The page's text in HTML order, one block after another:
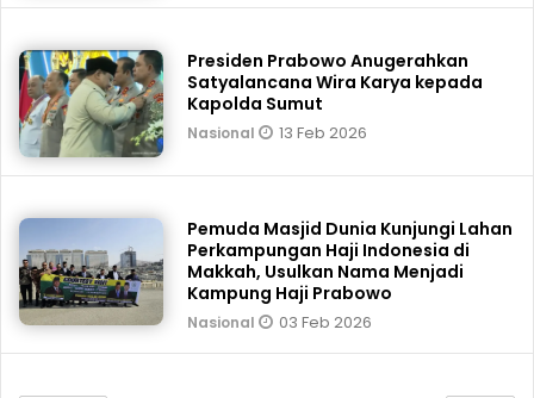
Presiden Prabowo Anugerahkan
Satyalancana Wira Karya kepada
Kapolda Sumut
Nasional 13 Feb 2026
Pemuda Masjid Dunia Kunjungi Lahan
Perkampungan Haji Indonesia di
Makkah, Usulkan Nama Menjadi
Kampung Haji Prabowo
Nasional 03 Feb 2026